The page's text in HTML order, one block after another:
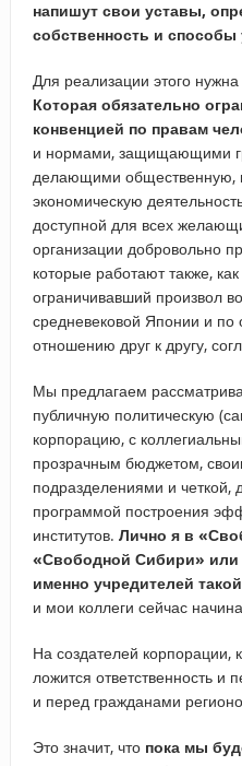
напишут свои уставы,
собственность и
Для реализации этого
Которая обязательно
конвенцией по правам
и нормами, защищающими
делающими общественную,
экономическую
доступной для всех
организации добровольно
которые работают также,
ограничивавший произвол
средневековой Японии и
отношению друг к другу,
Мы предлагаем
публичную политическую
корпорацию, с
прозрачным бюджетом,
подразделениями и четкой,
программой построения
институтов. Лично я в
«Свободной Сибири»
именно учредителей
и мои коллеги сейчас
На создателей корпорации,
ложится ответственность
и перед гражданами
Это значит, что пока мы